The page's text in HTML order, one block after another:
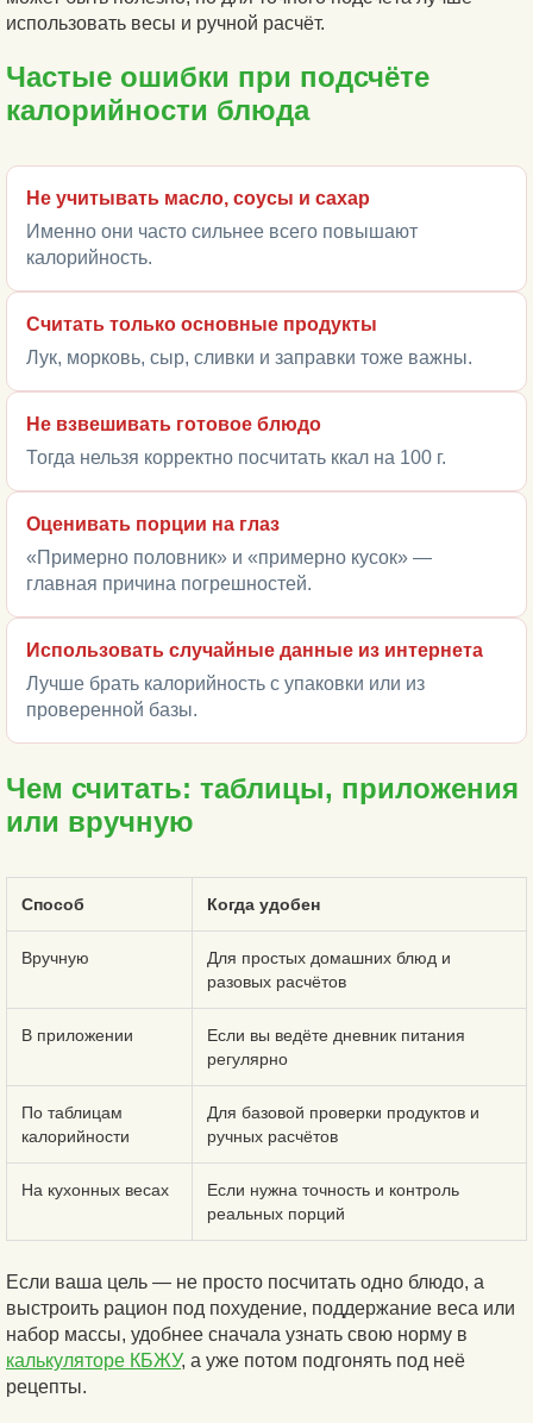
использовать весы и ручной расчёт.
Частые ошибки при подсчёте
калорийности блюда
Не учитывать масло, соусы и сахар
Именно они часто сильнее всего повышают
калорийность.
Считать только основные продукты
Лук, морковь, сыр, сливки и заправки тоже важны.
Не взвешивать готовое блюдо
Тогда нельзя корректно посчитать ккал на 100 г.
Оценивать порции на глаз
«Примерно половник» и «примерно кусок» —
главная причина погрешностей.
Использовать случайные данные из интернета
Лучше брать калорийность с упаковки или из
проверенной базы.
Чем считать: таблицы, приложения
или вручную
Способ Когда удобен
Вручную
Для простых домашних блюд и
разовых расчётов
В приложении
Если вы ведёте дневник питания
регулярно
По таблицам
калорийности
Для базовой проверки продуктов и
ручных расчётов
На кухонных весах
Если нужна точность и контроль
реальных порций
Если ваша цель — не просто посчитать одно блюдо, а
выстроить рацион под похудение, поддержание веса или
набор массы, удобнее сначала узнать свою норму в
калькуляторе КБЖУ, а уже потом подгонять под неё
рецепты.